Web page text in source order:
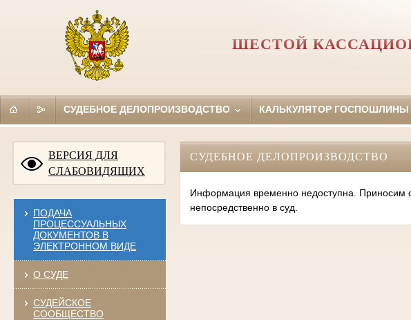
ШЕСТОЙ
СУДЕБНОЕ ДЕЛОПРОИЗВОДСТВО КАЛЬКУЛЯТОР ГОСПОШЛИНЫ
ВЕРСИЯ ДЛЯ
СЛАБОВИДЯЩИХ
ПОДАЧА
ПРОЦЕССУАЛЬНЫХ
ДОКУМЕНТОВ В
ЭЛЕКТРОННОМ ВИДЕ
О СУДЕ
СУДЕЙСКОЕ
СООБЩЕСТВО
СУДЕБНОЕ ДЕЛОПРОИЗВОДСТВО
Информация временно недоступна. Приносим
непосредственно в суд.